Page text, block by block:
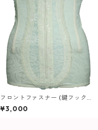
フロントファスナー (鍵フック付
き) CZボーン前身2本後身2本 計4
本使用 ハイウエスト ガードル 62
¥3,000